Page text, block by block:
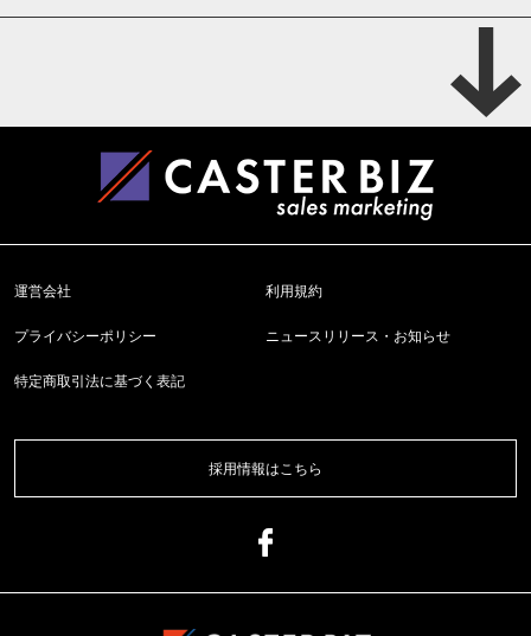
運営会社 利用規約
プライバシーポリシー ニュースリリース・お知らせ
特定商取引法に基づく表記
採用情報はこちら